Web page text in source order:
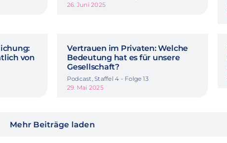
26. Juni 2025
von
Vertrauen im Privaten: Welche
Bedeutung hat es für unsere
Gesellschaft?
Podcast, Staffel 4 - Folge 13
29. Mai 2025
Mehr Beiträge laden